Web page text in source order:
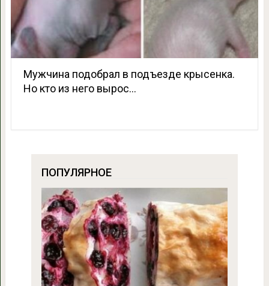
Мужчина подобрал в подъезде крысенка.
Но кто из него вырос…
ПОПУЛЯРНОЕ